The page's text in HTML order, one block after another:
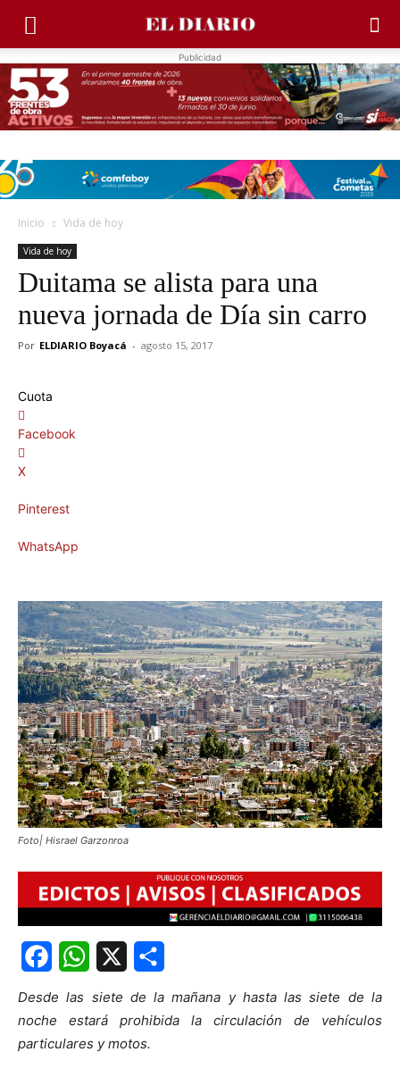
Publicidad
Inicio Vida de hoy
Vida de hoy
Duitama se alista para una
nueva jornada de Día sin carro
Por ELDIARIO Boyacá - agosto 15, 2017
Cuota
Facebook
X
Pinterest
WhatsApp
Foto| Hisrael Garzonroa
Desde las siete de la mañana y hasta las siete de la
noche estará prohibida la circulación de vehículos
particulares y motos.